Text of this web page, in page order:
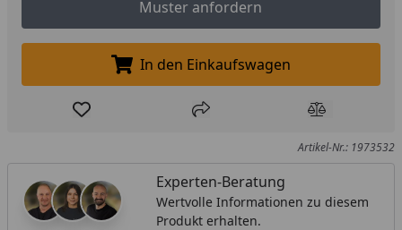
Muster anfordern
Muster anfordern
In den Einkaufswagen legen
In den Einkaufswagen
Produkt zur Wunschliste hinzufügen
Teilen Produkt
Artikel-Nr.: 1973532
Experten-Beratung
Wertvolle Informationen zu diesem
Produkt erhalten.